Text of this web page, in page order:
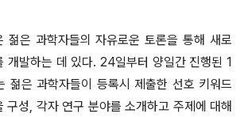
젊은 과학자들의 자유로운 토론을 통해 새로
개발하는 데 있다. 24일부터 양일간 진행된 1
젊은 과학자들이 등록시 제출한 선호 키워드
구성, 각자 연구 분야를 소개하고 주제에 대해